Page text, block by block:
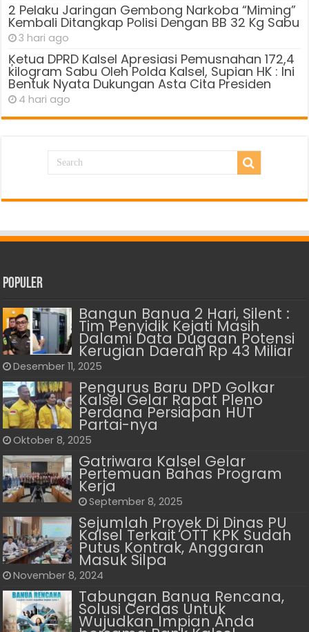
2 Pelaku Jaringan Gembong Narkoba “Miming”
Kembali Ditangkap Polisi Dengan BB 32 Kg Sabu
3 hari ago
Ķetua DPRD Kalsel Apresiasi Pemusnahan 172,4
kilogram Sabu Oleh Polda Kalsel, Supian HK : Ini
Bentuk Nyata Dukungan Asta Cita Presiden
4 hari ago
Populer
Bangun Banua 2 Hari, Silent :
Tim Penyidik Kejati Masih
Dalami Data Dugaan Potensi
Kerugian Daerah Rp 43 Miliar
Desember 11, 2025
Pengurus Baru DPD Golkar
Kalsel Gelar Rapat Pleno
Perdana Persiapan HUT
Partai-nya
Oktober 8, 2025
Gatriwara Kalsel Gelar
Pertemuan Bahas Program
Kerja
September 8, 2025
Sejumlah Proyek Di Dinas PU
Kalsel Terkait OTT KPK Sudah
Putus Kontrak, Anggaran
Masuk Silpa
November 8, 2024
Tabungan Banua Rencana,
Solusi Cerdas Untuk
Wujudkan Impian Anda